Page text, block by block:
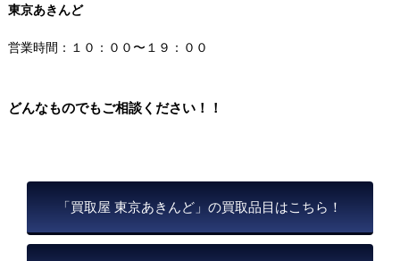
東京あきんど
営業時間：１０：００〜１９：００
どんなものでもご相談ください！！
「買取屋 東京あきんど」の買取品目はこちら！